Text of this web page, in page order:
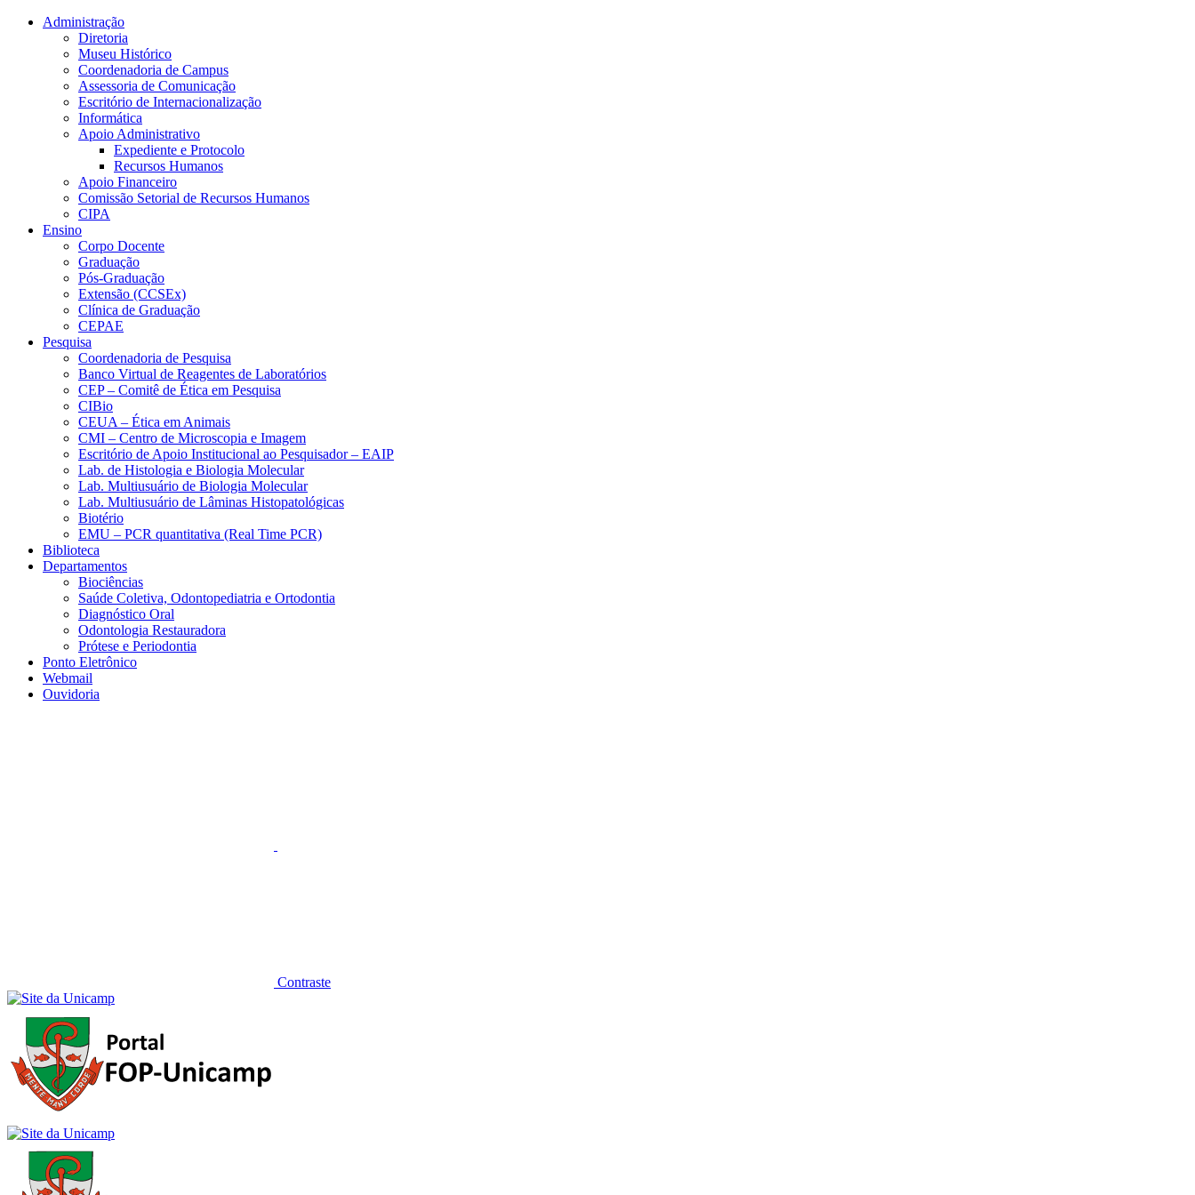
Conteúdo principal Menu principal
Administração
Diretoria
Museu Histórico
Coordenadoria de Campus
Assessoria de Comunicação
Escritório de Internacionalização
Informática
Apoio Administrativo
Expediente e Protocolo
Recursos Humanos
Apoio Financeiro
Comissão Setorial de Recursos Humanos
CIPA
Ensino
Corpo Docente
Graduação
Pós-Graduação
Extensão (CCSEx)
Clínica de Graduação
CEPAE
Pesquisa
Coordenadoria de Pesquisa
Banco Virtual de Reagentes de Laboratórios
CEP – Comitê de Ética em Pesquisa
CIBio
CEUA – Ética em Animais
CMI – Centro de Microscopia e Imagem
Escritório de Apoio Institucional ao Pesquisador – EAIP
Lab. de Histologia e Biologia Molecular
Lab. Multiusuário de Biologia Molecular
Lab. Multiusuário de Lâminas Histopatológicas
Biotério
EMU – PCR quantitativa (Real Time PCR)
Biblioteca
Departamentos
Biociências
Saúde Coletiva, Odontopediatria e Ortodontia
Diagnóstico Oral
Odontologia Restauradora
Prótese e Periodontia
Ponto Eletrônico
Webmail
Ouvidoria
Contraste